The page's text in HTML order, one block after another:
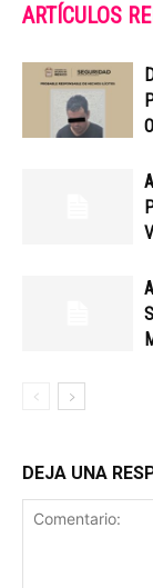
ARTÍCULOS
DEJA UNA